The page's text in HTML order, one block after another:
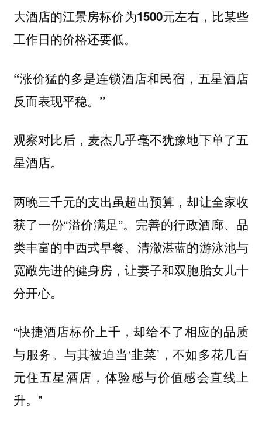
大酒店的江景房标价为1500元左右，比某些
工作日的价格还要低。
“涨价猛的多是连锁酒店和民宿，五星酒店
反而表现平稳。”
观察对比后，麦杰几乎毫不犹豫地下单了五
星酒店。
两晚三千元的支出虽超出预算，却让全家收
获了一份“溢价满足”。完善的行政酒廊、品
类丰富的中西式早餐、清澈湛蓝的游泳池与
宽敞先进的健身房，让妻子和双胞胎女儿十
分开心。
“快捷酒店标价上千，却给不了相应的品质
与服务。与其被迫当‘韭菜’，不如多花几百
元住五星酒店，体验感与价值感会直线上
升。”